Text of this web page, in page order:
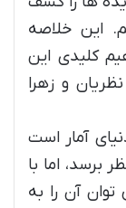
این خلاصه
کلیدی این
و زهرا
آمار است
برسد، اما با
آن را به